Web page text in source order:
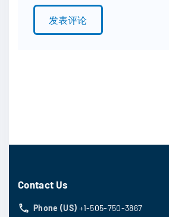
l
Contact Us
Phone (US) +1-505-750-3867